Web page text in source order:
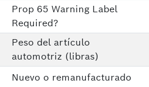
Prop 65 Warning Label
Required?
Peso del artículo
automotriz (libras)
Nuevo o remanufacturado